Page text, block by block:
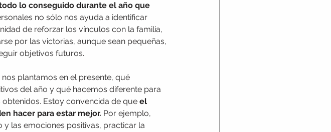
lo conseguido durante el año que
no sólo nos ayuda a identificar
de reforzar los vínculos con la familia,
por las victorias, aunque sean pequeñas,
objetivos futuros.
plantamos en el presente, qué
del año y qué hacemos diferente para
Estoy convencida de que el
hacer para estar mejor. Por ejemplo,
las emociones positivas, practicar la